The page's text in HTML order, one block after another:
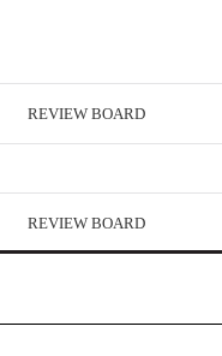
REVIEW BOARD
REVIEW BOARD